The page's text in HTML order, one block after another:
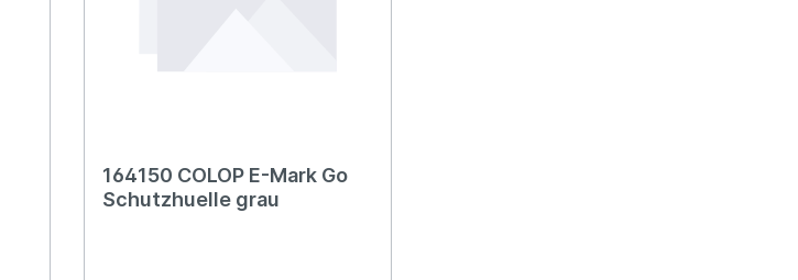
164150 COLOP E-Mark Go
Schutzhuelle grau